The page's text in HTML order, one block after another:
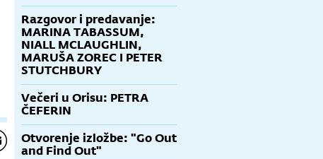
Razgovor i predavanje:
MARINA TABASSUM,
NIALL MCLAUGHLIN,
MARUŠA ZOREC I PETER
STUTCHBURY
Večeri u Orisu: PETRA
ČEFERIN
Otvorenje izložbe: "Go Out
and Find Out"